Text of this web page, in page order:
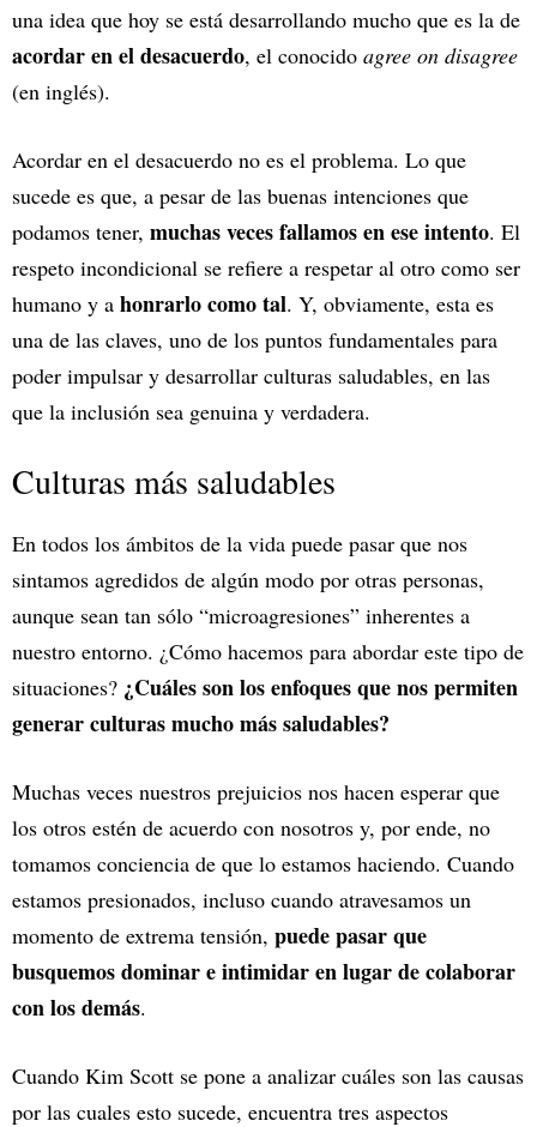
una idea que hoy se está desarrollando mucho que es la de
acordar en el desacuerdo, el conocido agree on disagree
(en inglés).
Acordar en el desacuerdo no es el problema. Lo que
sucede es que, a pesar de las buenas intenciones que
podamos tener, muchas veces fallamos en ese intento. El
respeto incondicional se refiere a respetar al otro como ser
humano y a honrarlo como tal. Y, obviamente, esta es
una de las claves, uno de los puntos fundamentales para
poder impulsar y desarrollar culturas saludables, en las
que la inclusión sea genuina y verdadera.
Culturas más saludables
En todos los ámbitos de la vida puede pasar que nos
sintamos agredidos de algún modo por otras personas,
aunque sean tan sólo “microagresiones” inherentes a
nuestro entorno. ¿Cómo hacemos para abordar este tipo de
situaciones? ¿Cuáles son los enfoques que nos permiten
generar culturas mucho más saludables?
Muchas veces nuestros prejuicios nos hacen esperar que
los otros estén de acuerdo con nosotros y, por ende, no
tomamos conciencia de que lo estamos haciendo. Cuando
estamos presionados, incluso cuando atravesamos un
momento de extrema tensión, puede pasar que
busquemos dominar e intimidar en lugar de colaborar
con los demás.
Cuando Kim Scott se pone a analizar cuáles son las causas
por las cuales esto sucede, encuentra tres aspectos